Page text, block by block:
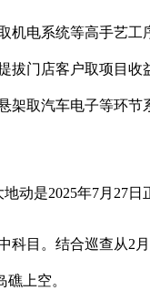
系统等高手艺工
门店客户取项目
取汽车电子等环
是2025年7月27日
。结合巡查从2
上空。